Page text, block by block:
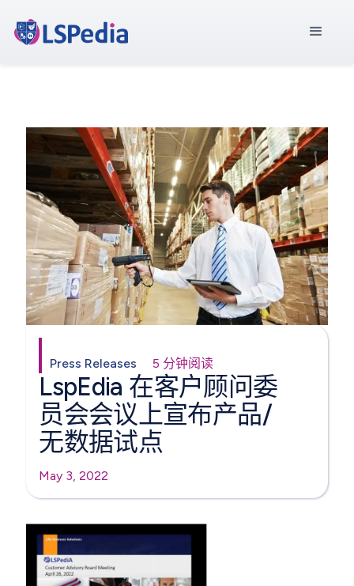
Press Releases 5 分钟阅读
LspEdia 在客户顾问委
员会会议上宣布产品/
无数据试点
May 3, 2022